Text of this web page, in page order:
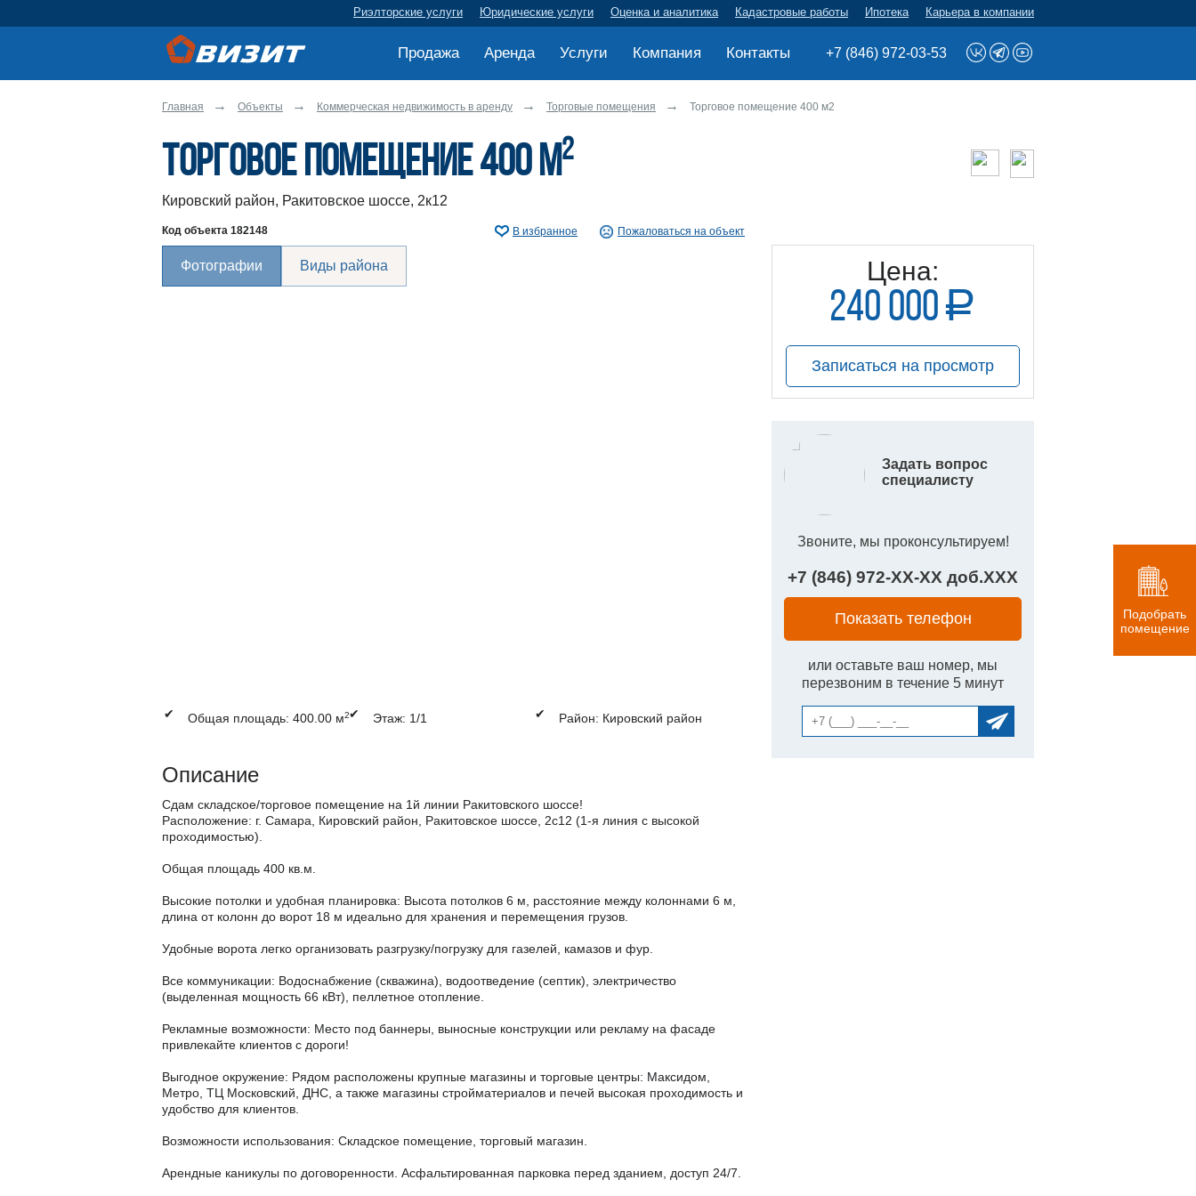
Риэлторские услуги Юридические услуги Оценка и аналитика Кадастровые работы Ипотека Карьера в компании
+7 (846) 972-03-53
Продажа Аренда Услуги Компания Контакты
Главная Объекты Коммерческая недвижимость в аренду Торговые помещения Торговое помещение 400 м2
Торговое помещение 400 м2
Кировский район, Ракитовское шоссе, 2к12
Код объекта 182148 В избранное Пожаловаться на объект
Фотографии Виды района
✔ Общая площадь: 400.00 м2✔ Этаж: 1/1 ✔ Район: Кировский район
Описание
Сдам складское/торговое помещение на 1й линии Ракитовского шоссе!
Расположение: г. Самара, Кировский район, Ракитовское шоссе, 2с12 (1-я линия с высокой
проходимостью).
Общая площадь 400 кв.м.
Высокие потолки и удобная планировка: Высота потолков 6 м, расстояние между колоннами 6 м,
длина от колонн до ворот 18 м идеально для хранения и перемещения грузов.
Удобные ворота легко организовать разгрузку/погрузку для газелей, камазов и фур.
Все коммуникации: Водоснабжение (скважина), водоотведение (септик), электричество
(выделенная мощность 66 кВт), пеллетное отопление.
Рекламные возможности: Место под баннеры, выносные конструкции или рекламу на фасаде
привлекайте клиентов с дороги!
Выгодное окружение: Рядом расположены крупные магазины и торговые центры: Максидом,
Метро, ТЦ Московский, ДНС, а также магазины стройматериалов и печей высокая проходимость и
удобство для клиентов.
Возможности использования: Складское помещение, торговый магазин.
Арендные каникулы по договоренности. Асфальтированная парковка перед зданием, доступ 24/7.
Цена:
240 000 a
руб.
Записаться на просмотр
Задать вопрос
специалисту
Звоните, мы проконсультируем!
+7 (846) 972-XX-XX доб.XXX
Показать телефон
или оставьте ваш номер, мы
перезвоним в течение 5 минут
Подобрать
помещение